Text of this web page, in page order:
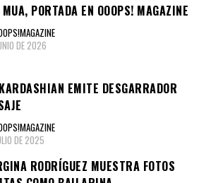
PORTADA EN OOOPS! MAGAZINE
DE 2026
EMITE DESGARRADOR
DE 2025
RODRÍGUEZ MUESTRA FOTOS